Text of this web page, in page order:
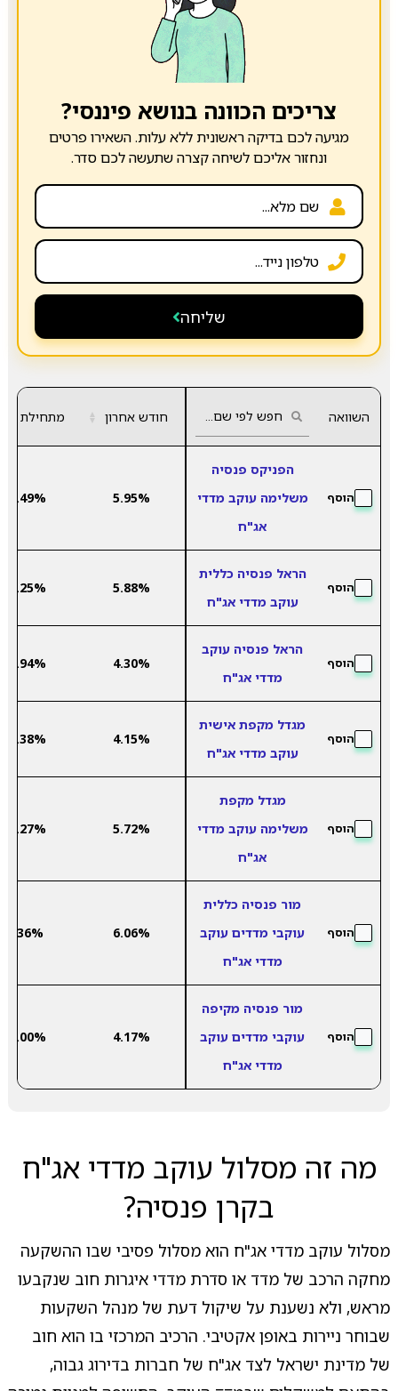
צריכים הכוונה בנושא פיננסי?
מגיעה לכם בדיקה ראשונית ללא עלות. השאירו פרטים
ונחזור אליכם לשיחה קצרה שתעשה לכם סדר.
שליחה
השוואה חודש אחרון ▲
▼ מתחילת
הוסף
הפניקס פנסיה
משלימה עוקב מדדי
אג"ח
5.95%
-5.49%
הוסף
הראל פנסיה כללית
עוקב מדדי אג"ח
5.88%
-5.25%
הוסף
הראל פנסיה עוקב
מדדי אג"ח
4.30%
-2.94%
הוסף
מגדל מקפת אישית
עוקב מדדי אג"ח
4.15%
-3.38%
הוסף
מגדל מקפת
משלימה עוקב מדדי
אג"ח
5.72%
-6.27%
הוסף
מור פנסיה כללית
עוקבי מדדים עוקב
מדדי אג"ח
6.06%
6.36%
הוסף
מור פנסיה מקיפה
עוקבי מדדים עוקב
מדדי אג"ח
4.17%
-3.00%
מה זה מסלול עוקב מדדי אג"ח
בקרן פנסיה?
מסלול עוקב מדדי אג"ח הוא מסלול פסיבי שבו ההשקעה
מחקה הרכב של מדד או סדרת מדדי איגרות חוב שנקבעו
מראש, ולא נשענת על שיקול דעת של מנהל השקעות
שבוחר ניירות באופן אקטיבי. הרכיב המרכזי בו הוא חוב
של מדינת ישראל לצד אג"ח של חברות בדירוג גבוה,